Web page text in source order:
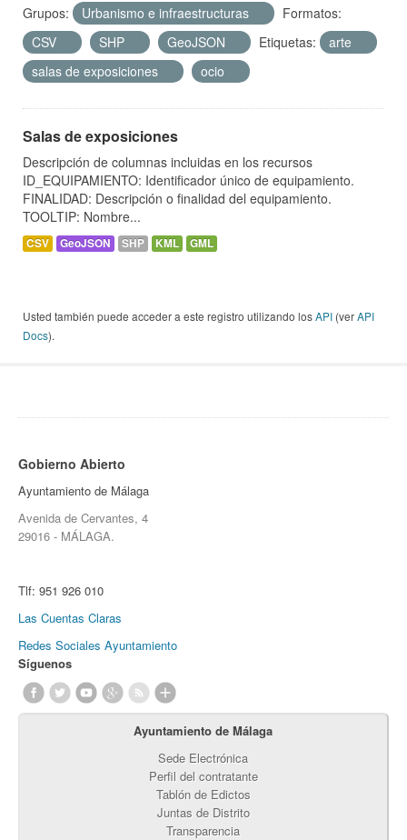
Grupos:
Urbanismo e infraestructuras
Formatos:
CSV
SHP GeoJSON Etiquetas:
arte
salas de exposiciones
ocio
Salas de exposiciones
Descripción de columnas incluidas en los recursos
ID_EQUIPAMIENTO: Identificador único de equipamiento.
FINALIDAD: Descripción o finalidad del equipamiento.
TOOLTIP: Nombre...
CSV GeoJSON SHP KML GML
Usted también puede acceder a este registro utilizando losAPI (verAPI
Docs).
Gobierno Abierto
Ayuntamiento de Málaga
Avenida de Cervantes, 4
29016 - MÁLAGA.
Tlf: 951 926 010
Las Cuentas Claras
Redes Sociales Ayuntamiento
Síguenos
Ayuntamiento de Málaga
Sede Electrónica
Perfil del contratante
Tablón de Edictos
Juntas de Distrito
Transparencia